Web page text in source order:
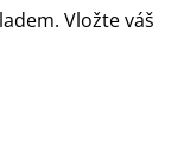
Vložte váš